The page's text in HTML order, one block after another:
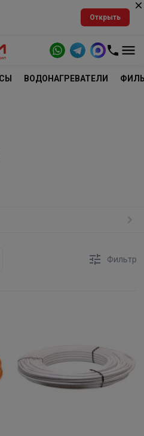
Открыть
ВОДОНАГРЕВАТЕЛИ
Фильтр